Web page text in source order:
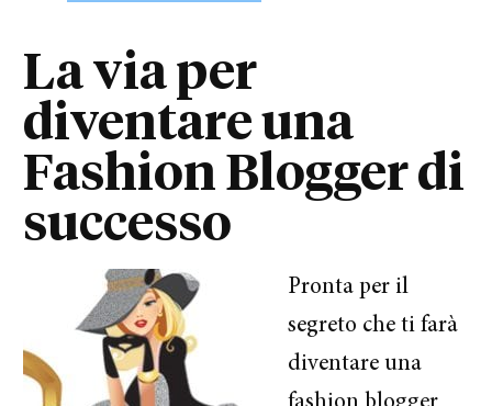
La via per
diventare una
Fashion Blogger di
successo
Pronta per il
segreto che ti farà
diventare una